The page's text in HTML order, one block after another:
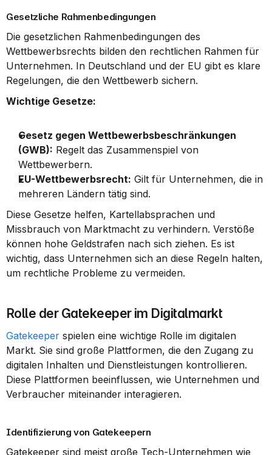
Gesetzliche Rahmenbedingungen
Die gesetzlichen Rahmenbedingungen des
Wettbewerbsrechts bilden den rechtlichen Rahmen für
Unternehmen. In Deutschland und der EU gibt es klare
Regelungen, die den Wettbewerb sichern.
Wichtige Gesetze:
Gesetz gegen Wettbewerbsbeschränkungen
(GWB): Regelt das Zusammenspiel von
Wettbewerbern.
EU-Wettbewerbsrecht: Gilt für Unternehmen, die in
mehreren Ländern tätig sind.
Diese Gesetze helfen, Kartellabsprachen und
Missbrauch von Marktmacht zu verhindern. Verstöße
können hohe Geldstrafen nach sich ziehen. Es ist
wichtig, dass Unternehmen sich an diese Regeln halten,
um rechtliche Probleme zu vermeiden.
Rolle der Gatekeeper im Digitalmarkt
Gatekeeper spielen eine wichtige Rolle im digitalen
Markt. Sie sind große Plattformen, die den Zugang zu
digitalen Inhalten und Dienstleistungen kontrollieren.
Diese Plattformen beeinflussen, wie Unternehmen und
Verbraucher miteinander interagieren.
Identifizierung von Gatekeepern
Gatekeeper sind meist große Tech-Unternehmen wie